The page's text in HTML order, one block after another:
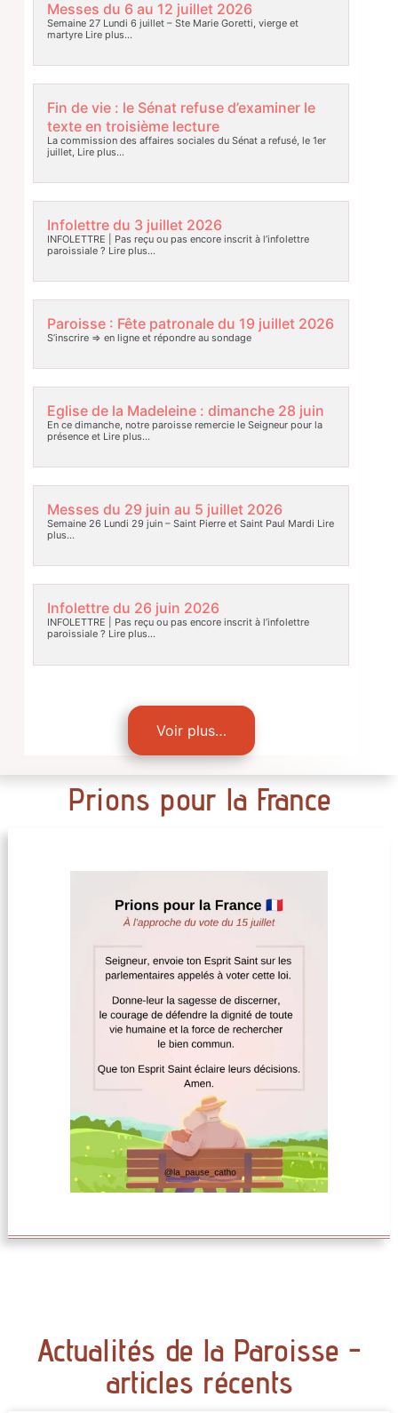
Messes du 6 au 12 juillet 2026
Semaine 27 Lundi 6 juillet – Ste Marie Goretti, vierge et
martyreLire plus…
Fin de vie : le Sénat refuse d’examiner le
texte en troisième lecture
La commission des affaires sociales du Sénat a refusé, le 1er
juillet, Lire plus…
Infolettre du 3 juillet 2026
INFOLETTRE | Pas reçu ou pas encore inscrit à l’infolettre
paroissiale ? Lire plus…
Paroisse : Fête patronale du 19 juillet 2026
S’inscrire => en ligne et répondre au sondage
Eglise de la Madeleine : dimanche 28 juin
En ce dimanche, notre paroisse remercie le Seigneur pour la
présence etLire plus…
Messes du 29 juin au 5 juillet 2026
Semaine 26 Lundi 29 juin – Saint Pierre et Saint Paul Mardi Lire
plus…
Infolettre du 26 juin 2026
INFOLETTRE | Pas reçu ou pas encore inscrit à l’infolettre
paroissiale ? Lire plus…
Voir plus…
Prions pour la France
Actualités de la Paroisse -
articles récents